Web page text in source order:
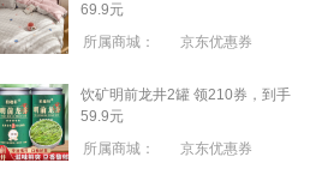
69.9元
所属商城：
京东优惠券
饮矿明前龙井2罐 领210券，到手
59.9元
所属商城：
京东优惠券